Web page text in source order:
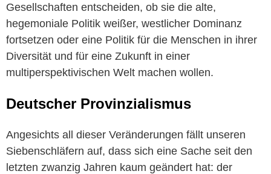
Gesellschaften entscheiden, ob sie die alte,
hegemoniale Politik weißer, westlicher Dominanz
fortsetzen oder eine Politik für die Menschen in ihrer
Diversität und für eine Zukunft in einer
multiperspektivischen Welt machen wollen.
Deutscher Provinzialismus
Angesichts all dieser Veränderungen fällt unseren
Siebenschläfern auf, dass sich eine Sache seit den
letzten zwanzig Jahren kaum geändert hat: der